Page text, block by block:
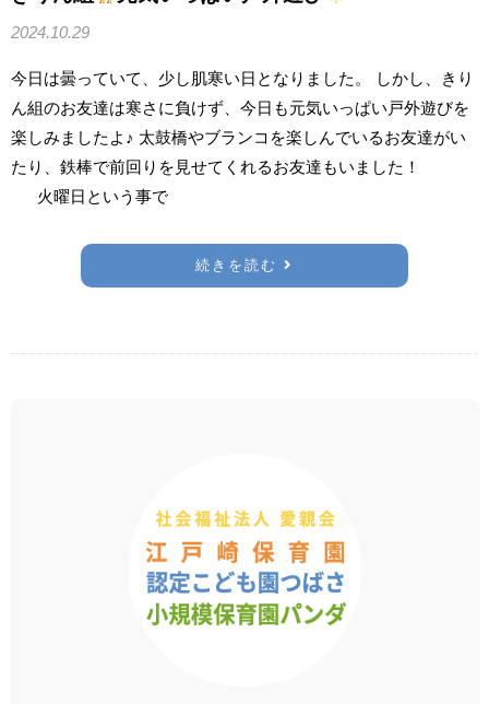
2024.10.29
今日は曇っていて、少し肌寒い日となりました。 しかし、きり
ん組のお友達は寒さに負けず、今日も元気いっぱい戸外遊びを
楽しみましたよ♪ 太鼓橋やブランコを楽しんでいるお友達がい
たり、鉄棒で前回りを見せてくれるお友達もいました！
火曜日という事で
続きを読む